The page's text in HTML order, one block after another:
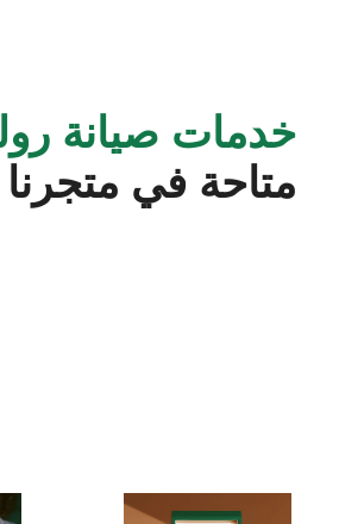
خدمات صيانة
متاحة في متجرنا